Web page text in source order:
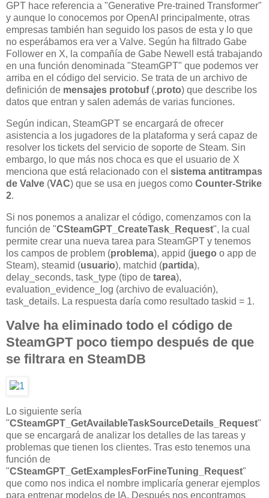
GPT hace referencia a "Generative Pre-trained Transformer"
y aunque lo conocemos por OpenAI principalmente, otras
empresas también han seguido los pasos de esta y lo que
no esperábamos era ver a Valve. Según ha filtrado Gabe
Follower en X, la compañía de Gabe Newell está trabajando
en una función denominada "SteamGPT" que podemos ver
arriba en el código del servicio. Se trata de un archivo de
definición de mensajes protobuf(.proto) que describe los
datos que entran y salen además de varias funciones.
Según indican, SteamGPT se encargará de ofrecer
asistencia a los jugadores de la plataforma y será capaz de
resolver los tickets del servicio de soporte de Steam. Sin
embargo, lo que más nos choca es que el usuario de X
menciona que está relacionado con el sistema antitrampas
de Valve (VAC) que se usa en juegos como Counter-Strike
2.
Si nos ponemos a analizar el código, comenzamos con la
función de "CSteamGPT_CreateTask_Request", la cual
permite crear una nueva tarea para SteamGPT y tenemos
los campos de problem (problema), appid (juego o app de
Steam), steamid (usuario), matchid (partida),
delay_seconds, task_type (tipo de tarea),
evaluation_evidence_log (archivo de evaluación),
task_details. La respuesta daría como resultado taskid = 1.
Valve ha eliminado todo el código de
SteamGPT poco tiempo después de que
se filtrara en SteamDB
Lo siguiente sería
"CSteamGPT_GetAvailableTaskSourceDetails_Request"
que se encargará de analizar los detalles de las tareas y
problemas que tienen los clientes. Tras esto tenemos una
función de
"CSteamGPT_GetExamplesForFineTuning_Request"
que como nos indica el nombre implicaría generar ejemplos
para entrenar modelos de IA. Después nos encontramos